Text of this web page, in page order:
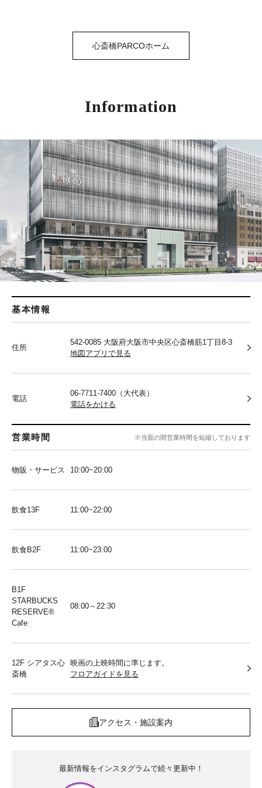
心斎橋PARCOホーム
Information
基本情報
住所
542-0085 大阪府大阪市中央区心斎橋筋1丁目8-3
地図アプリで見る
電話
06-7711-7400（大代表）
電話をかける
営業時間 ※当面の間営業時間を短縮しております
物販・サービス 10:00~20:00
飲食13F 11:00~22:00
飲食B2F 11:00~23:00
B1F
STARBUCKS
RESERVE®︎
Cafe
08:00～22:30
12F シアタス心
斎橋
映画の上映時間に準じます。
フロアガイドを見る
アクセス・施設案内
最新情報をインスタグラムで続々更新中！